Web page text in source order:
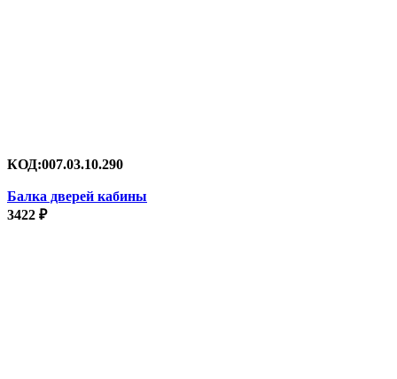
КОД:007.03.10.290
Балка дверей кабины
3422 ₽